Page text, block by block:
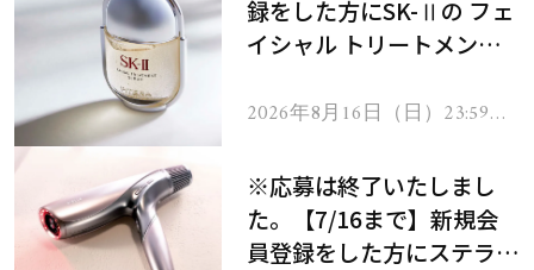
録をした方にSK-Ⅱの フェ
イシャル トリートメント
2026年8月16日（日）23:59ま
※応募は終了いたしまし
た。【7/16まで】新規会
員登録をした方にステラボ